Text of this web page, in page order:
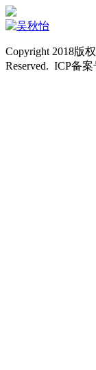
Copyright 2018版
Reserved. ICP备案